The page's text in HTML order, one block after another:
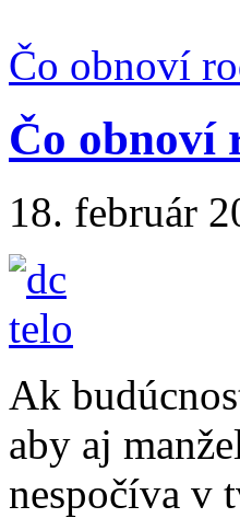
Čo obnoví
Čo obnoví
18. február
Ak
aby aj
nespočíva v